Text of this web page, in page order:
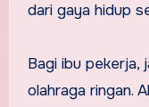
dari gaya hidup
Bagi ibu pekerja,
olahraga ringan.